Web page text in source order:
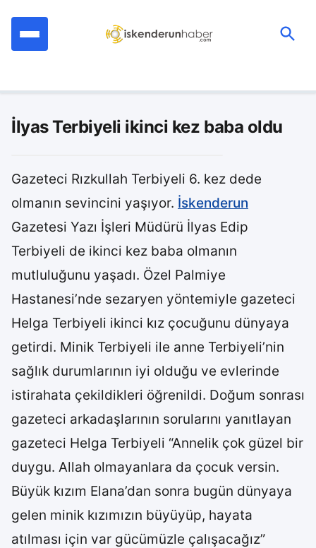
İlyas Terbiyeli ikinci kez baba oldu
Gazeteci Rızkullah Terbiyeli 6. kez dede
olmanın sevincini yaşıyor. İskenderun
Gazetesi Yazı İşleri Müdürü İlyas Edip
Terbiyeli de ikinci kez baba olmanın
mutluluğunu yaşadı. Özel Palmiye
Hastanesi’nde sezaryen yöntemiyle gazeteci
Helga Terbiyeli ikinci kız çocuğunu dünyaya
getirdi. Minik Terbiyeli ile anne Terbiyeli’nin
sağlık durumlarının iyi olduğu ve evlerinde
istirahata çekildikleri öğrenildi. Doğum sonrası
gazeteci arkadaşlarının sorularını yanıtlayan
gazeteci Helga Terbiyeli “Annelik çok güzel bir
duygu. Allah olmayanlara da çocuk versin.
Büyük kızım Elana’dan sonra bugün dünyaya
gelen minik kızımızın büyüyüp, hayata
atılması için var gücümüzle çalışacağız”